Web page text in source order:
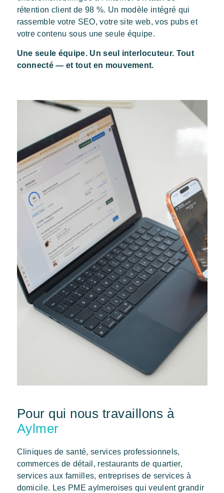
rétention client de 98 %. Un modèle intégré qui
rassemble votre SEO, votre site web, vos pubs et
votre contenu sous une seule équipe.
Une seule équipe. Un seul interlocuteur. Tout
connecté — et tout en mouvement.
Pour qui nous travaillons à
Aylmer
Cliniques de santé, services professionnels,
commerces de détail, restaurants de quartier,
services aux familles, entreprises de services à
domicile. Les PME aylmeroises qui veulent grandir